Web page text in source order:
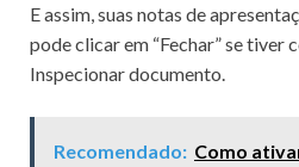
E assim, suas notas de
pode clicar em “Fechar” se tiver
Inspecionar documento.
Recomendado: Como